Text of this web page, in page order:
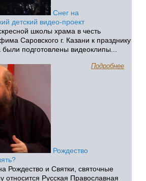
Снег на
детский видео-проект
школы храма в честь
Саровского г. Казани к празднику
подготовлены видеоклипы...
Подробнее
Рождество
Рождество и Святки, святочные
относится Русская Православная